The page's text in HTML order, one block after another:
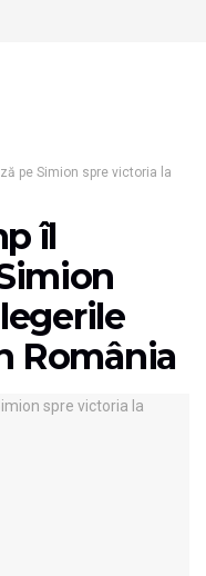
pe Simion spre victoria la
îl
România